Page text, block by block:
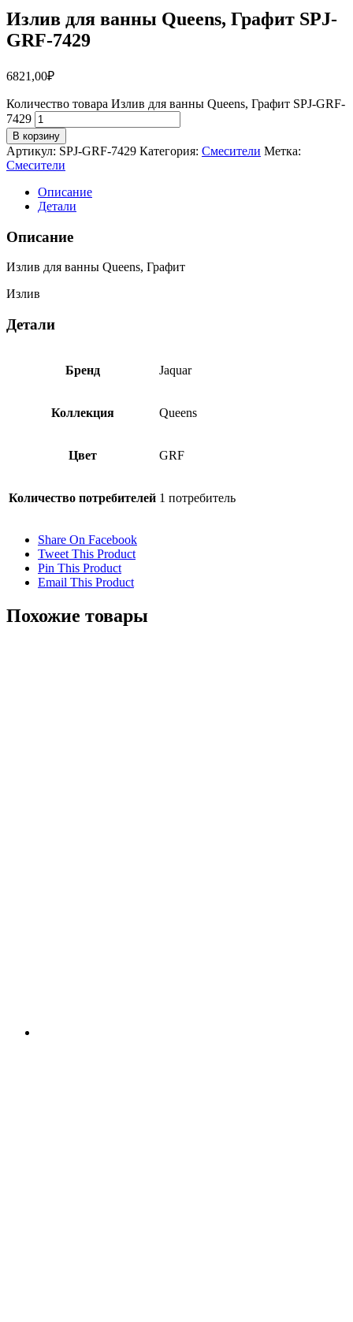
Излив для ванны Queens, Графит SPJ-
GRF-7429
6821,00₽
Количество товара Излив для ванны Queens, Графит SPJ-GRF-
7429
В корзину
Артикул: SPJ-GRF-7429 Категория: Смесители Метка:
Смесители
Описание
Детали
Описание
Излив для ванны Queens, Графит
Излив
Детали
Бренд Jaquar
Коллекция Queens
Цвет GRF
Количество потребителей 1 потребитель
Share On Facebook
Tweet This Product
Pin This Product
Email This Product
Похожие товары